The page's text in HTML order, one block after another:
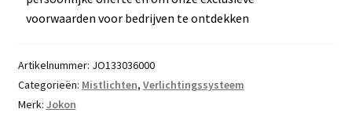
voorwaarden voor bedrijven te ontdekken
Artikelnummer: JO133036000
Categorieën: Mistlichten, Verlichtingssysteem
Merk: Jokon